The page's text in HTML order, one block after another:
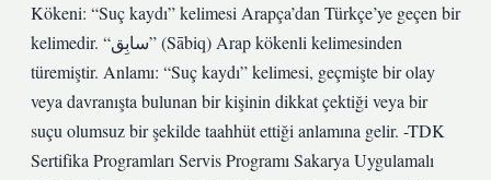
Kökeni: “Suç kaydı” kelimesi Arapça’dan Türkçe’ye geçen bir
kelimedir. “سابِق” (Sābiq) Arap kökenli kelimesinden
türemiştir. Anlamı: “Suç kaydı” kelimesi, geçmişte bir olay
veya davranışta bulunan bir kişinin dikkat çektiği veya bir
suçu olumsuz bir şekilde taahhüt ettiği anlamına gelir. -TDK
Sertifika Programları Servis Programı Sakarya Uygulamalı